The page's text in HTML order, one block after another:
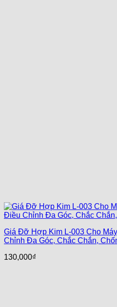
Giá Đỡ Hợp Kim L-003 Cho
Chỉnh Đa Góc, Chắc Chắn,
130,000₫